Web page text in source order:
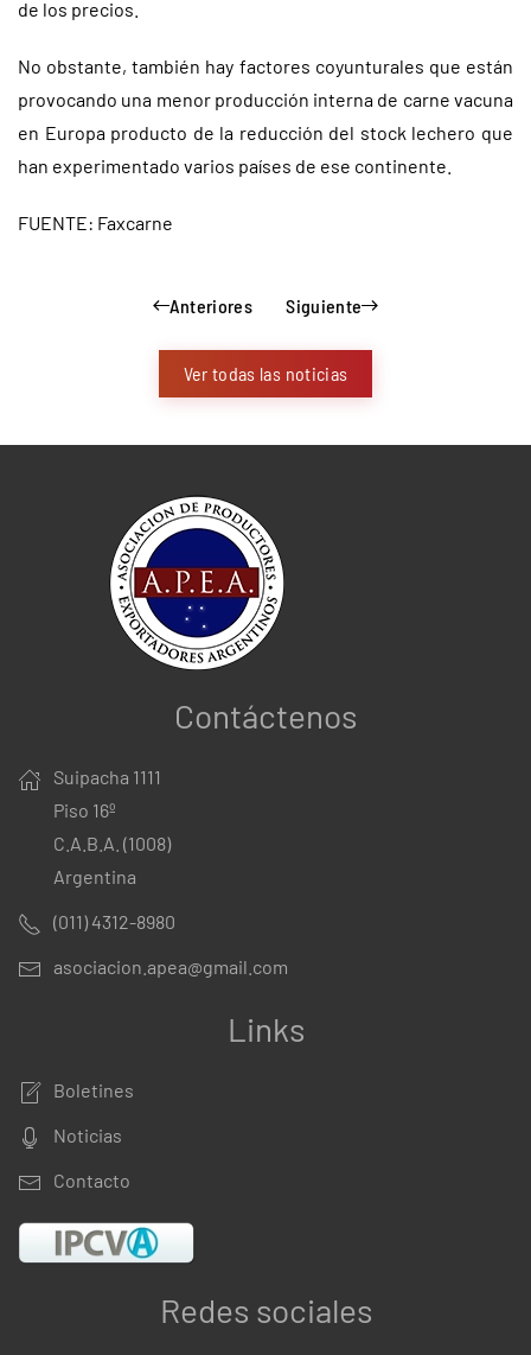
de los precios.
No obstante, también hay factores coyunturales que están
provocando una menor producción interna de carne vacuna
en Europa producto de la reducción del stock lechero que
han experimentado varios países de ese continente.
FUENTE: Faxcarne
Anteriores Siguiente
Ver todas las noticias
Contáctenos
Suipacha 1111
Piso 16º
C.A.B.A. (1008)
Argentina
(011) 4312-8980
asociacion.apea@gmail.com
Links
Boletines
Noticias
Contacto
Redes sociales